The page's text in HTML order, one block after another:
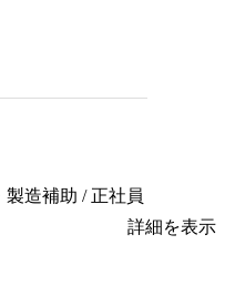
造補助 / 正社員
詳細を表示